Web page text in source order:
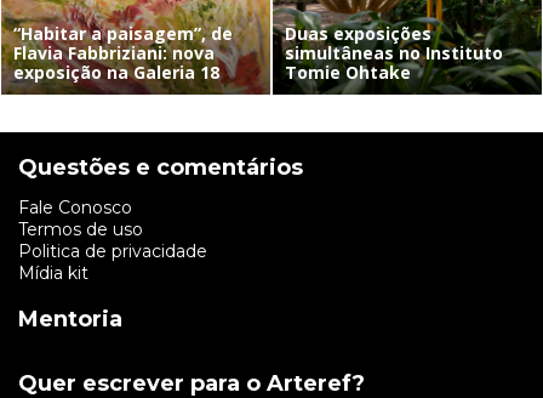
“Habitar a paisagem”, de
Flavia Fabbriziani: nova
exposição na Galeria 18
Duas exposições
simultâneas no Instituto
Tomie Ohtake
Questões e comentários
Fale Conosco
Termos de uso
Politica de privacidade
Mídia kit
Mentoria
Quer escrever para o Arteref?